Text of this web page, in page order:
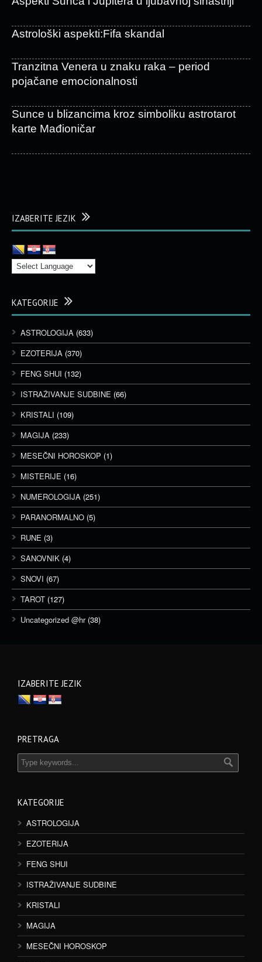
Astrološki aspekti:Fifa skandal
Tranzitna Venera u znaku raka – period
pojačane emocionalnosti
Sunce u blizancima kroz simboliku astrotarot
karte Mađioničar
IZABERITE JEZIK
KATEGORIJE
ASTROLOGIJA (633)
EZOTERIJA (370)
FENG SHUI (132)
ISTRAŽIVANJE SUDBINE (66)
KRISTALI (109)
MAGIJA (233)
MESEČNI HOROSKOP (1)
MISTERIJE (16)
NUMEROLOGIJA (251)
PARANORMALNO (5)
RUNE (3)
SANOVNIK (4)
SNOVI (67)
TAROT (127)
Uncategorized @hr(38)
IZABERITE JEZIK
PRETRAGA
KATEGORIJE
ASTROLOGIJA
EZOTERIJA
FENG SHUI
ISTRAŽIVANJE SUDBINE
KRISTALI
MAGIJA
MESEČNI HOROSKOP